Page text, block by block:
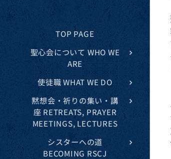
TOP PAGE
聖心会について WHO WE
ARE
使徒職 WHAT WE DO
黙想会・祈りの集い・講
座 RETREATS, PRAYER
MEETINGS, LECTURES
シスターへの道
BECOMING RSCJ